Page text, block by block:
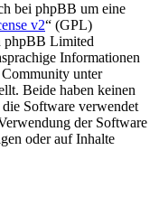
bei phpBB um eine
v2“ (GPL)
phpBB Limited
Informationen
unter
Beide haben keinen
Software verwendet
der Software
oder auf Inhalte